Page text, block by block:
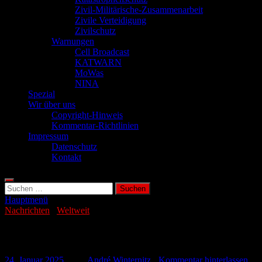
Zivil-Militärische-Zusammenarbeit
Zivile Verteidigung
Zivilschutz
Warnungen
Cell Broadcast
KATWARN
MoWas
NINA
Spezial
Wir über uns
Copyright-Hinweis
Kommentar-Richtlinien
Impressum
Datenschutz
Kontakt
Suchen
nach:
Hauptmenü
Nachrichten
Weltweit
24. Januar 2025 André Winternitz Kommentar hinterlassen